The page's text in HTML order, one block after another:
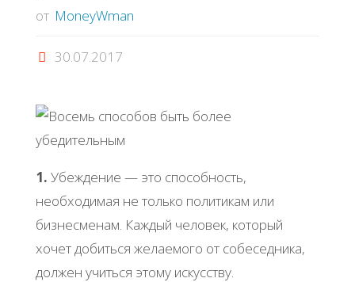
от MoneyWman
30.07.2017
1. Убеждение — это способность,
необходимая не только политикам или
бизнесменам. Каждый человек, который
хочет добиться желаемого от собеседника,
должен учиться этому искусству.